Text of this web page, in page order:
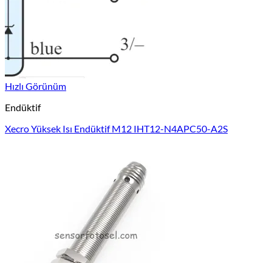
Hızlı Görünüm
Endüktif
Xecro Yüksek Isı Endüktif M12 IHT12-N4APC50-A2S